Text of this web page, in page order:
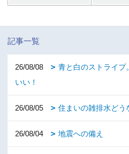
記事一覧
26/08/08
青と白のストライプ
いい！
26/08/05 住まいの雑排水どう
26/08/04 地震への備え